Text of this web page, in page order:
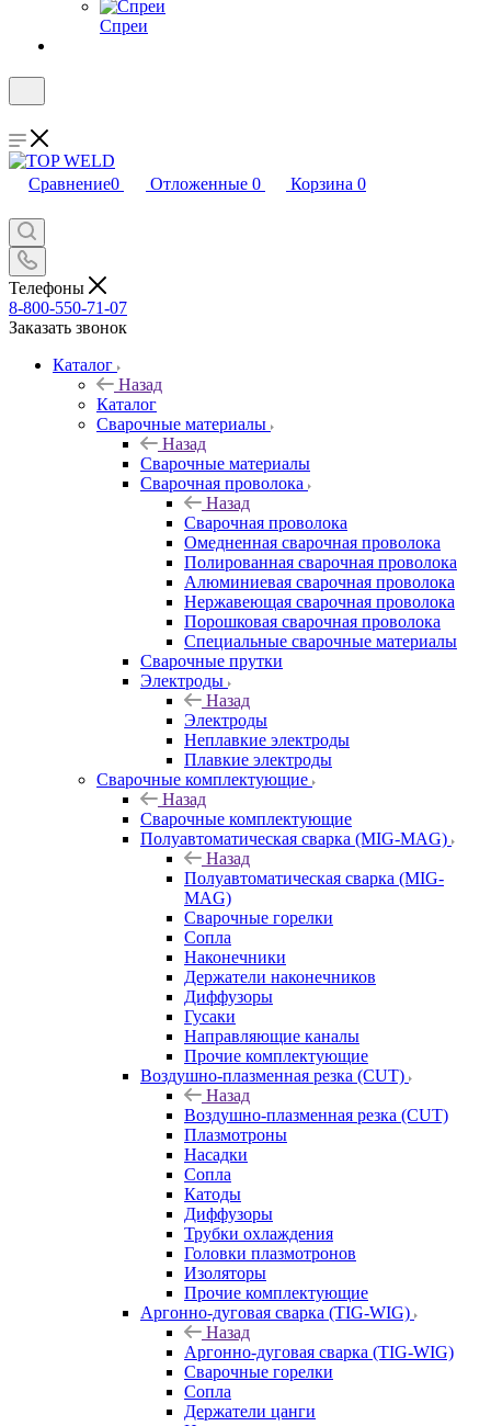
Спреи
Сравнение0 Отложенные 0 Корзина 0
Телефоны
8-800-550-71-07
Заказать звонок
Каталог
Назад
Каталог
Сварочные материалы
Назад
Сварочные материалы
Сварочная проволока
Назад
Сварочная проволока
Омедненная сварочная проволока
Полированная сварочная проволока
Алюминиевая сварочная проволока
Нержавеющая сварочная проволока
Порошковая сварочная проволока
Специальные сварочные материалы
Сварочные прутки
Электроды
Назад
Электроды
Неплавкие электроды
Плавкие электроды
Сварочные комплектующие
Назад
Сварочные комплектующие
Полуавтоматическая сварка (MIG-MAG)
Назад
Полуавтоматическая сварка (MIG-
MAG)
Сварочные горелки
Сопла
Наконечники
Держатели наконечников
Диффузоры
Гусаки
Направляющие каналы
Прочие комплектующие
Воздушно-плазменная резка (CUT)
Назад
Воздушно-плазменная резка (CUT)
Плазмотроны
Насадки
Сопла
Катоды
Диффузоры
Трубки охлаждения
Головки плазмотронов
Изоляторы
Прочие комплектующие
Аргонно-дуговая сварка (TIG-WIG)
Назад
Аргонно-дуговая сварка (TIG-WIG)
Сварочные горелки
Сопла
Держатели цанги